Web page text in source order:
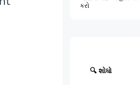
કરો
🔍 શોધો